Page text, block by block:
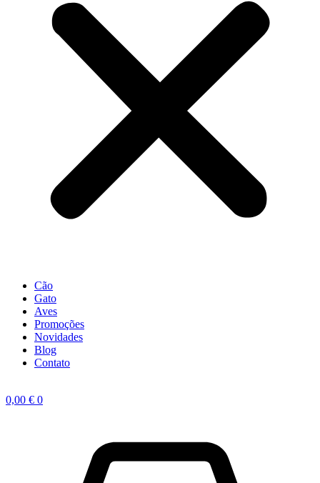
Cão
Gato
Aves
Promoções
Novidades
Blog
Contato
0,00 € 0